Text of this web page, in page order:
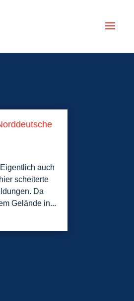
auch
scheiterte
Da
Gelände in...